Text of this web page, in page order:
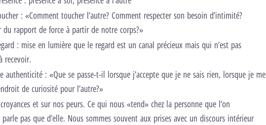
: «Comment toucher l’autre? Comment respecter son besoin d’intimité?
du rapport de force à partir de notre corps?»
: mise en lumière que le regard est un canal précieux mais qui n’est pas
recevoir.
authenticité : «Que se passe-t-il lorsque j’accepte que je ne sais rien, lorsque je me
de curiosité pour l’autre?»
et sur nos peurs. Ce qui nous «tend» chez la personne que l’on
parle pas que d’elle. Nous sommes souvent aux prises avec un discours intérieur